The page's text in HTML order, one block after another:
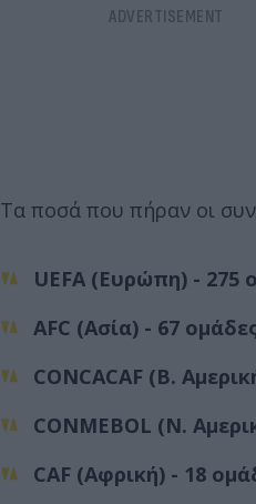
Τα ποσά που πήραν οι
UEFA (Ευρώπη) - 275
AFC (Ασία) - 67
CONCACAF (Β.
CONMEBOL (Ν.
CAF (Αφρική) - 18